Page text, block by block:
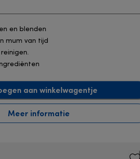
en blenden
mum van tijd
aan winkelwagentje
Meer informatie